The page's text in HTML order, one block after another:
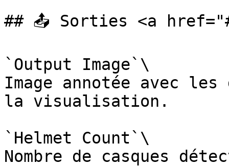
## 📤 Sorties <a
`Output Image`\
Image annotée avec
la visualisation.
`Helmet Count`\
Nombre de casques